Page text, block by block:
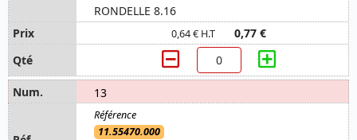
RONDELLE 8.16
0,64 € H.T 0,77 €
13
11.55470.000